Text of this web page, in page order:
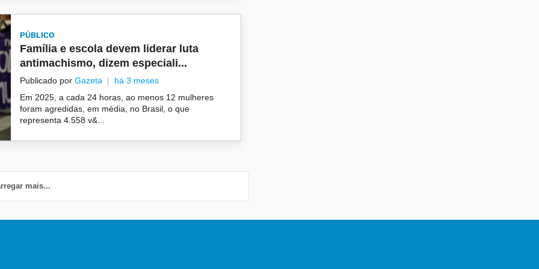
PÚBLICO
Família e escola devem liderar luta
antimachismo, dizem especiali...
Publicado porGazeta
há 3 meses
Em 2025, a cada 24 horas, ao menos 12 mulheres
foram agredidas, em média, no Brasil, o que
representa 4.558 v&...
mais...